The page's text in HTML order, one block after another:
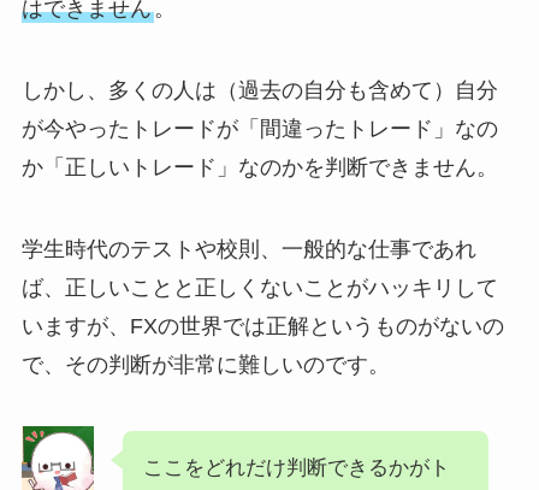
はできません。
しかし、多くの人は（過去の自分も含めて）自分
が今やったトレードが「間違ったトレード」なの
か「正しいトレード」なのかを判断できません。
学生時代のテストや校則、一般的な仕事であれ
ば、正しいことと正しくないことがハッキリして
いますが、FXの世界では正解というものがないの
で、その判断が非常に難しいのです。
ここをどれだけ判断できるかがト